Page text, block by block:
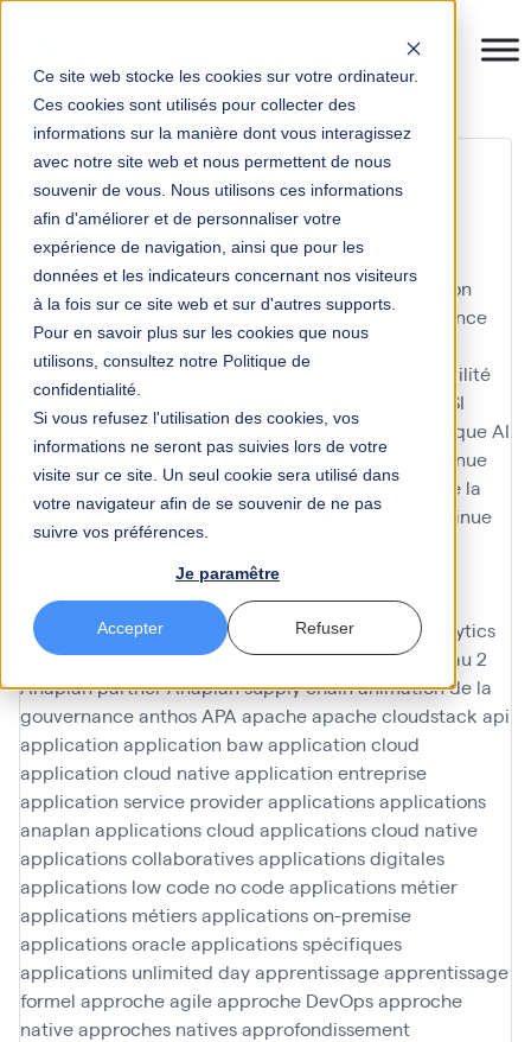
Ce site web stocke les cookies sur votre ordinateur.
Ces cookies sont utilisés pour collecter des
informations sur la manière dont vous interagissez
avec notre site web et nous permettent de nous
souvenir de vous. Nous utilisons ces informations
afin d'améliorer et de personnaliser votre
expérience de navigation, ainsi que pour les
données et les indicateurs concernant nos visiteurs
à la fois sur ce site web et sur d'autres supports.
Pour en savoir plus sur les cookies que nous
utilisons, consultez notre Politique de
confidentialité.
Si vous refusez l'utilisation des cookies, vos
informations ne seront pas suivies lors de votre
visite sur ce site. Un seul cookie sera utilisé dans
votre navigateur afin de se souvenir de ne pas
suivre vos préférences.
Je paramêtre
Accepter Refuser
facture électronique
10KM Paris accompagnementaccompagnement
Anaplan accompagnement IFSachatsacquisition
acteuracteur clé actualité actualitésadministration
administration des ventesadoption utilisateur
agence
nationale de la rechercheAgents IA SAP ERP
agilité agilité à l'échelle agilité de l'organisation
agilité
des organisations
agilité du SI
agilité du système d'information agilité technologiqueAI
aide au choix AIFE amélioration amélioration continue
amélioration de l'expérience client amélioration de la
performanceamélioration de la performance continue
amélioration en continu
AMOA Infinoéanalyse
Analyse de donnéesanalyse donnéesanalyse du
contenu
analyses ad hoc analyses predictives
analytics
analytiqueanaplanAnaplan financeAnaplan niveau 2
Anaplan partnerAnaplan supply chainanimation de la
gouvernanceanthosAPA apacheapache cloudstack api
application application bawapplication cloud
application cloud nativeapplication entreprise
application service providerapplicationsapplications
anaplan applications cloud applications cloud native
applications collaborativesapplications digitales
applications low code no codeapplications métier
applications métiersapplications on-premise
applications oracleapplications spécifiques
applications unlimited dayapprentissageapprentissage
formel approche agileapproche DevOpsapproche
nativeapproches nativesapprofondissement